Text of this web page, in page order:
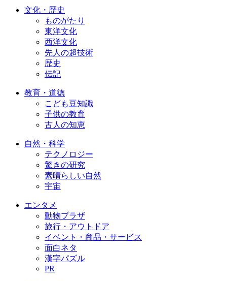
文化・歴史
ものがたり
東洋文化
西洋文化
先人の超技術
歴史
伝記
教育・道徳
こども豆知識
子供の教育
古人の知恵
自然・科学
テクノロジー
驚きの研究
素晴らしい自然
宇宙
エンタメ
動物プラザ
旅行・アウトドア
イベント・商品・サービス
面白ネタ
漢字パズル
PR